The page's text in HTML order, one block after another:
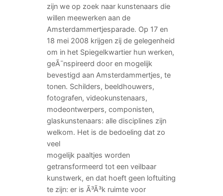
zijn we op zoek naar kunstenaars die
willen meewerken aan de
Amsterdammertjesparade. Op 17 en
18 mei 2008 krijgen zij de gelegenheid
om in het Spiegelkwartier hun werken,
geÃ¯nspireerd door en mogelijk
bevestigd aan Amsterdammertjes, te
tonen. Schilders, beeldhouwers,
fotografen, videokunstenaars,
modeontwerpers, componisten,
glaskunstenaars: alle disciplines zijn
welkom. Het is de bedoeling dat zo
veel
mogelijk paaltjes worden
getransformeerd tot een veilbaar
kunstwerk, en dat hoeft geen loftuiting
te zijn: er is Ã³Ã³k ruimte voor